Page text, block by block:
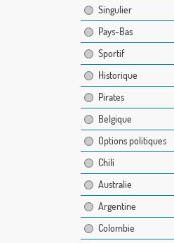
Singulier
Pays-Bas
Sportif
Historique
Pirates
Belgique
Options politiques
Chili
Australie
Argentine
Colombie